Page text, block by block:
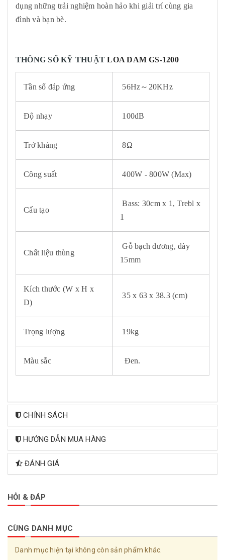
dụng những trải nghiệm hoàn hảo khi giải trí cùng gia
đình và bạn bè.
THÔNG SỐ KỸ THUẬTLOA DAM GS-1200
Tần số đáp ứng 56Hz～20KHz
Độ nhạy 100dB
Trở kháng 8Ω
Công suất 400W - 800W (Max)
Cấu tạo
Bass: 30cm x 1, Trebl x
1
Chất liệu thùng
Gỗ bạch dương, dày
15mm
Kích thước (W x H x
D)
35 x 63 x 38.3 (cm)
Trọng lượng 19kg
Màu sắc Đen.
CHÍNH SÁCH
HƯỚNG DẪN MUA HÀNG
ĐÁNH GIÁ
HỎI & ĐÁP
CÙNG DANH MỤC
Danh mục hiện tại không còn sản phẩm khác.